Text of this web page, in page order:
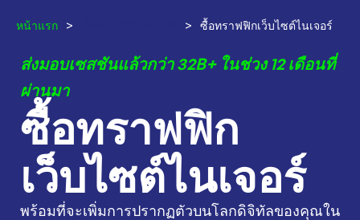
หน้าแรก > > ซื้อทราฟฟิกเว็บไซต์ไนเจอร์
ส่งมอบเซสชันแล้วกว่า 32B+ ในช่วง 12 เดือนที่
ผ่านมา
ซื้อทราฟฟิก
เว็บไซต์ไนเจอร์
พร้อมที่จะเพิ่มการปรากฏตัวบนโลกดิจิทัลของคุณใน